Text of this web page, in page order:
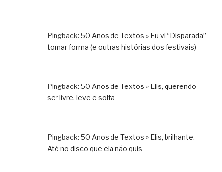
Pingback: 50 Anos de Textos » Eu vi “Disparada”
tomar forma (e outras histórias dos festivais)
Pingback: 50 Anos de Textos » Elis, querendo
ser livre, leve e solta
Pingback: 50 Anos de Textos » Elis, brilhante.
Até no disco que ela não quis